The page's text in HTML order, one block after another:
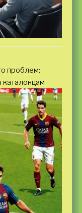
проблем:
каталонцам